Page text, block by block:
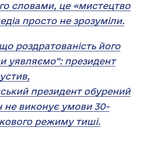
словами, це «мистецтво
просто не зрозуміли.
роздратованість його
уявляємо”: президент
президент обурений
не виконує умови 30-
режиму тиші.